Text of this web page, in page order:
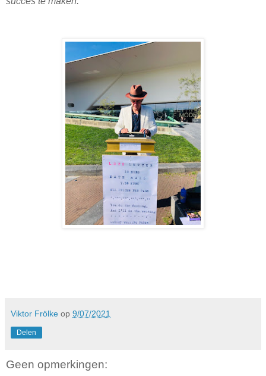
Viktor Frölke op 9/07/2021
Delen
Geen opmerkingen: